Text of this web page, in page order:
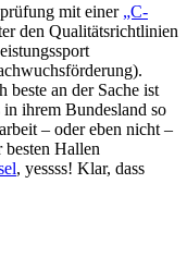
mit einer „C-
den Qualitätsrichtlinien
beste an der Sache ist
ihrem Bundesland so
– oder eben nicht –
Hallen
, yessss! Klar, dass